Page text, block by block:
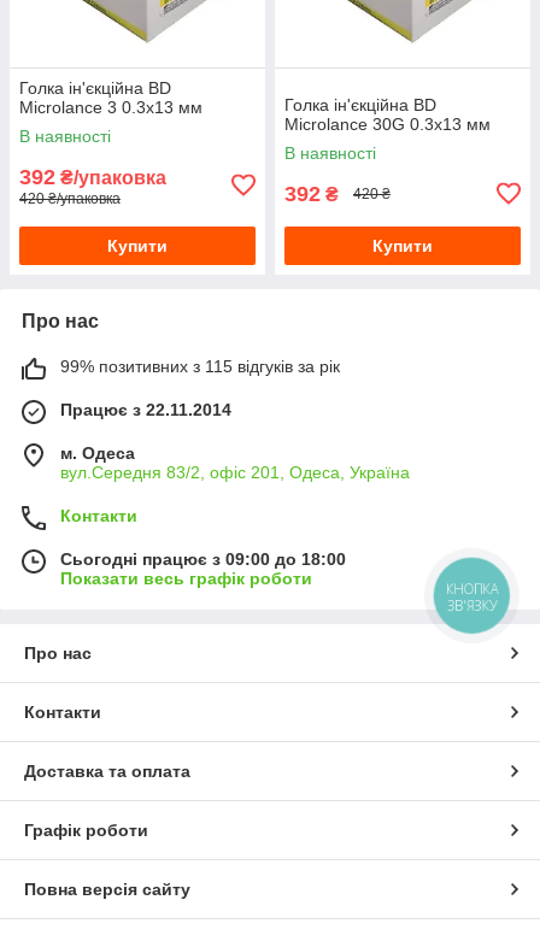
Голка ін'єкційна ВD
Microlance 3 0.3х13 мм
В наявності
392 ₴/упаковка
420 ₴/упаковка
Купити
Голка ін'єкційна ВD
Microlance 30G 0.3х13 мм
В наявності
392 ₴ 420 ₴
Купити
Про нас
99% позитивних з 115 відгуків за рік
Працює з 22.11.2014
м. Одеса
вул.Середня 83/2, офіс 201, Одеса, Україна
Контакти
Сьогодні працює з 09:00 до 18:00
Показати весь графік роботи
Про нас
Контакти
Доставка та оплата
Графік роботи
Повна версія сайту
КНОПКА
ЗВ'ЯЗКУ